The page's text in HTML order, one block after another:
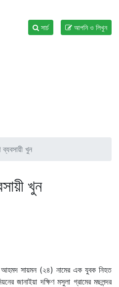
আপনি ও লিখুন
সার্চ
খুন
খুন
আহমদ সায়মন (২৪) নামের এক যুবক নিহত
জানাইয়া দক্ষিণ মসুলা গ্রামের মছলন্দর